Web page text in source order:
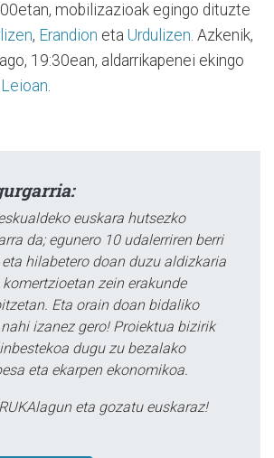
mobilizazioak egingo dituzte
, Erandion eta Urdulizen. Azkenik,
19:30ean, aldarrikapenei ekingo
Leioan.
euskara hutsezko
da; egunero 10 udalerriren berri
hilabetero doan duzu aldizkaria
zein erakunde
Eta orain doan bidaliko
izanez gero! Proiektua bizirik
dugu zu bezalako
eta ekarpen ekonomikoa.
eta gozatu euskaraz!